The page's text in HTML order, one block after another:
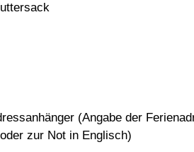
(Angabe der
zur Not in Englisch)